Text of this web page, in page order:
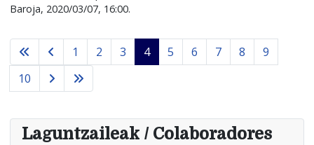
Baroja, 2020/03/07, 16:00.
1 2 3 4 5 6 7 8
9
10
Laguntzaileak / Colaboradores